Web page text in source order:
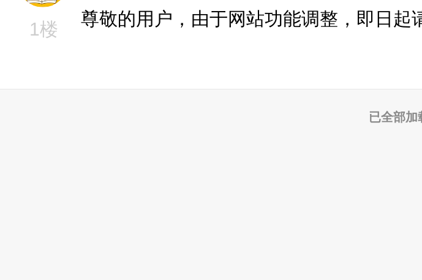
1楼
尊敬的用户，由于网站功能调整，即日起
已全部加